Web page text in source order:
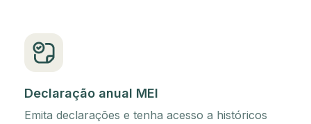
Declaração anual MEI
Emita declarações e tenha acesso a históricos